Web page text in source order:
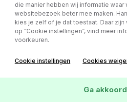
Audi A6
Sportstoelen | HUD | 360 | B&O
die manier hebben wij informatie waar
websitebezoek beter mee maken.
kies je zelf of je dat toestaat. Daar zijn
op “Cookie instellingen”, vind meer
voorkeuren.
Cookie instellingen Cookies
Ga akkoord